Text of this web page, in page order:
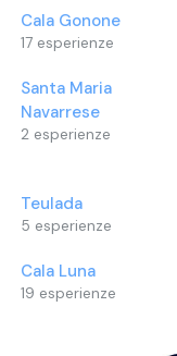
Cala Gonone
17 esperienze
Santa Maria
Navarrese
2 esperienze
Teulada
5 esperienze
Cala Luna
19 esperienze